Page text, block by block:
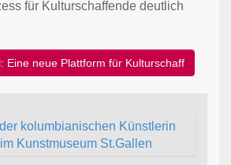
für Kulturschaffende deutlich
Eine neue Plattform für Kulturschaff